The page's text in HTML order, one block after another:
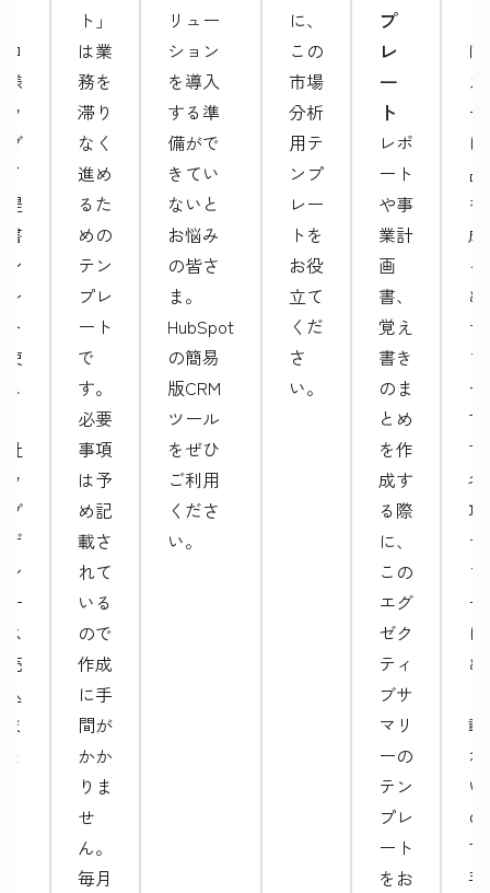
様
ブ
提
書
使
社
ブ
ザ
ー
売
ト」
は業
務を
滞り
なく
進め
るた
めの
テン
プレ
ート
で
す。
必要
事項
は予
め記
載さ
れて
いる
ので
作成
に手
間が
かか
りま
せ
ん。
毎月
リュー
ション
を導入
する準
備がで
きてい
ないと
お悩み
の皆さ
ま。
HubSpot
の簡易
版CRM
ツール
をぜひ
ご利用
くださ
い。
に、
この
市場
分析
用テ
ンプ
レー
トを
お役
立て
くだ
さ
い。
プ
レ
ー
ト
レポ
ート
や事
業計
画
書、
覚え
書き
のま
とめ
を作
成す
る際
に、
この
エグ
ゼク
ティ
ブサ
マリ
ーの
テン
プレ
ート
をお
で
各
項
載
の
手